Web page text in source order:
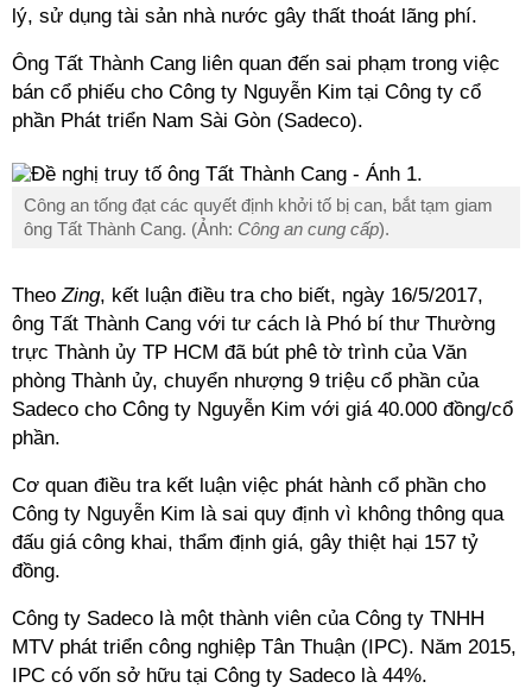
lý, sử dụng tài sản nhà nước gây thất thoát lãng phí.
Ông Tất Thành Cang liên quan đến sai phạm trong việc
bán cổ phiếu cho Công ty Nguyễn Kim tại Công ty cổ
phần Phát triển Nam Sài Gòn (Sadeco).
Công an tống đạt các quyết định khởi tố bị can, bắt tạm giam
ông Tất Thành Cang. (Ảnh: Công an cung cấp).
TheoZing, kết luận điều tra cho biết, ngày 16/5/2017,
ông Tất Thành Cang với tư cách là Phó bí thư Thường
trực Thành ủy TP HCM đã bút phê tờ trình của Văn
phòng Thành ủy, chuyển nhượng 9 triệu cổ phần của
Sadeco cho Công ty Nguyễn Kim với giá 40.000 đồng/cổ
phần.
Cơ quan điều tra kết luận việc phát hành cổ phần cho
Công ty Nguyễn Kim là sai quy định vì không thông qua
đấu giá công khai, thẩm định giá, gây thiệt hại 157 tỷ
đồng.
Công ty Sadeco là một thành viên của Công ty TNHH
MTV phát triển công nghiệp Tân Thuận (IPC). Năm 2015,
IPC có vốn sở hữu tại Công ty Sadeco là 44%.